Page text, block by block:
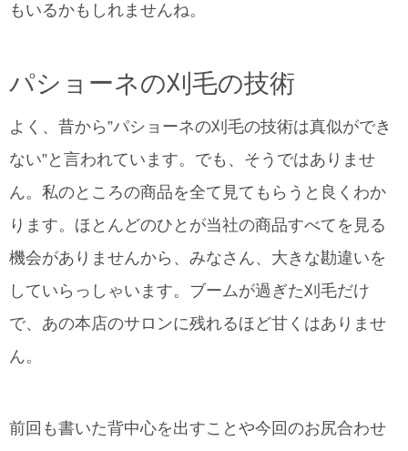
もいるかもしれませんね。
パショーネの刈毛の技術
よく、昔から”パショーネの刈毛の技術は真似ができ
ない”と言われています。でも、そうではありませ
ん。私のところの商品を全て見てもらうと良くわか
ります。ほとんどのひとが当社の商品すべてを見る
機会がありませんから、みなさん、大きな勘違いを
していらっしゃいます。ブームが過ぎた刈毛だけ
で、あの本店のサロンに残れるほど甘くはありませ
ん。
前回も書いた背中心を出すことや今回のお尻合わせ